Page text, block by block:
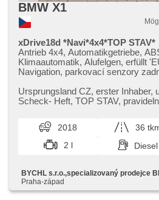
BMW X1
xDrive18d *Navi*4x4*TOP STAV*
Antrieb 4x4, Automatikgetriebe,
Klimaautomatik, Alufelgen, erfüllt
Navigation, parkovací senzory
Seitenscheiben, starten per Taste,
Funkfernbedienung,
System, USB, Autoradio,
Rücksitzbank, Innenthermometer,
Längssitzvorschub, Ausziehbare
Ursprungsland CZ,​ erster Inhaber,​
Scheck​- Heft,​ TOP STAV,​
2018 36
2 l
Diesel
BYCHL s.r.o.,specializovaný prodejce
Praha-západ